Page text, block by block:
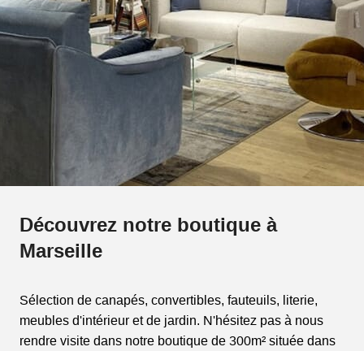
Découvrez notre boutique à
Marseille
Sélection de canapés, convertibles, fauteuils, literie,
meubles d'intérieur et de jardin. N'hésitez pas à nous
rendre visite dans notre boutique de 300m² située dans